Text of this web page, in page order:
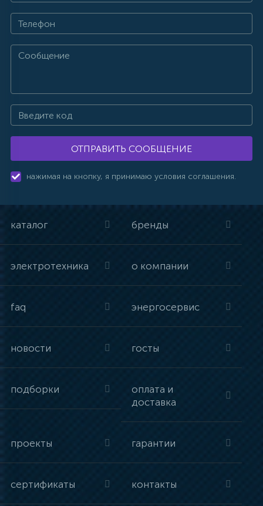
ОТПРАВИТЬ СООБЩЕНИЕ
нажимая на кнопку, я принимаю условия соглашения.
каталог бренды
электротехника о компании
faq энергосервис
новости госты
подборки
оплата и
доставка
проекты гарантии
сертификаты контакты